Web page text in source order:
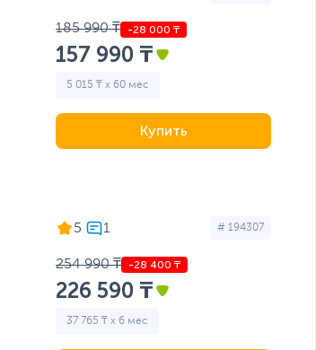
185 990 ₸
157 990 ₸
5 015 ₸ x 60 мес
Купить
5 # 194307
254 990 ₸
226 590 ₸
37 765 ₸ x 6 мес